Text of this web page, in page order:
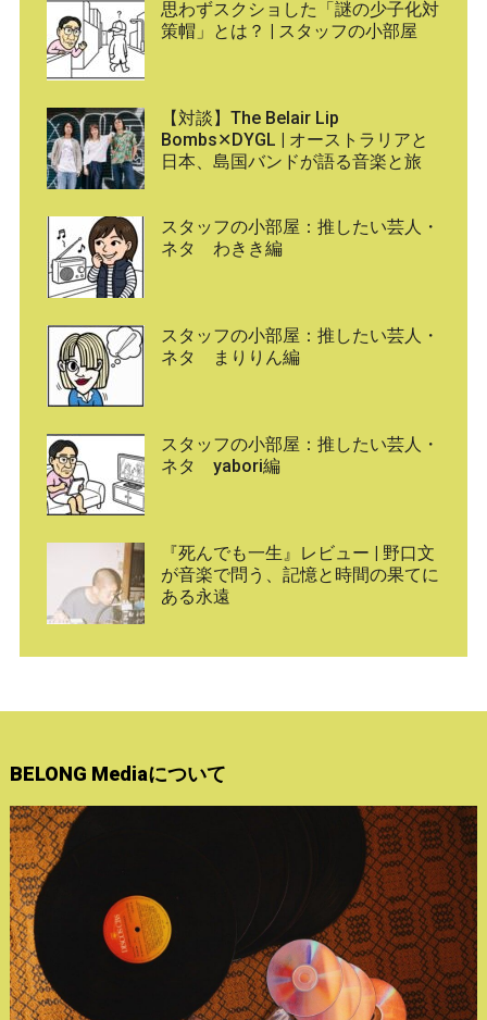
思わずスクショした「謎の少子化対
策帽」とは？ | スタッフの小部屋
【対談】The Belair Lip
Bombs✕DYGL | オーストラリアと
日本、島国バンドが語る音楽と旅
スタッフの小部屋：推したい芸人・
ネタ わきき編
スタッフの小部屋：推したい芸人・
ネタ まりりん編
スタッフの小部屋：推したい芸人・
ネタ yabori編
『死んでも一生』レビュー | 野口文
が音楽で問う、記憶と時間の果てに
ある永遠
BELONG Mediaについて